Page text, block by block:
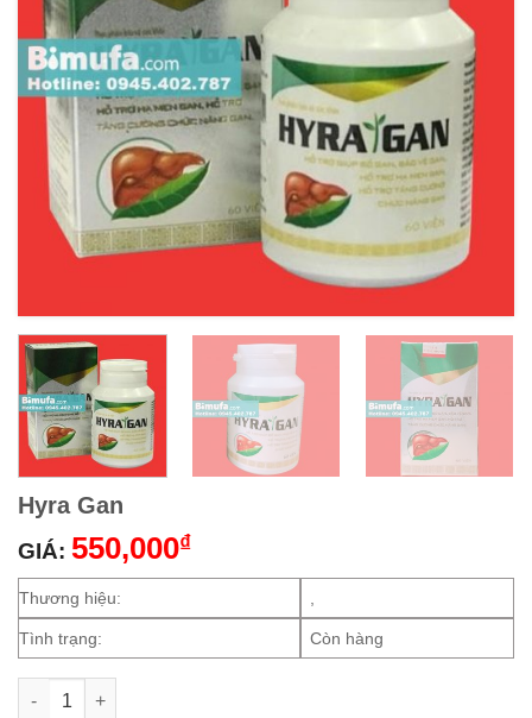
Hyra Gan
GIÁ: 550,000₫
Thương hiệu: ,
Tình trạng: Còn hàng